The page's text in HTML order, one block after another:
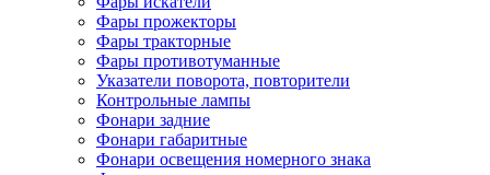
Фары прожекторы
Фары тракторные
Фары противотуманные
Указатели поворота, повторители
Контрольные лампы
Фонари задние
Фонари габаритные
Фонари освещения номерного знака